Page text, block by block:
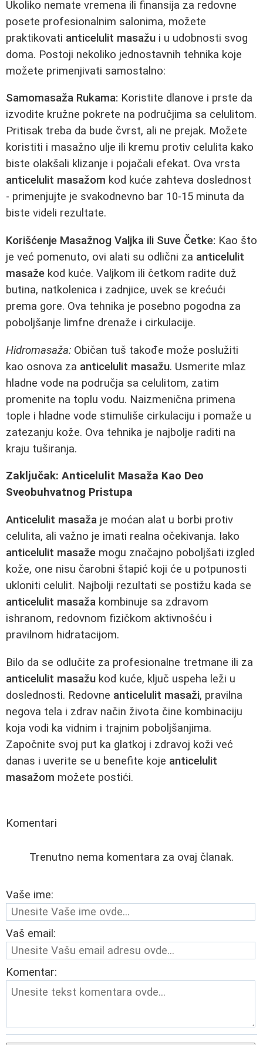
Ukoliko nemate vremena ili finansija za redovne
posete profesionalnim salonima, možete
praktikovati anticelulit masažu i u udobnosti svog
doma. Postoji nekoliko jednostavnih tehnika koje
možete primenjivati samostalno:
Samomasaža Rukama: Koristite dlanove i prste da
izvodite kružne pokrete na područjima sa celulitom.
Pritisak treba da bude čvrst, ali ne prejak. Možete
koristiti i masažno ulje ili kremu protiv celulita kako
biste olakšali klizanje i pojačali efekat. Ova vrsta
anticelulit masažom kod kuće zahteva doslednost
- primenjujte je svakodnevno bar 10-15 minuta da
biste videli rezultate.
Korišćenje Masažnog Valjka ili Suve Četke: Kao što
je već pomenuto, ovi alati su odlični za anticelulit
masaže kod kuće. Valjkom ili četkom radite duž
butina, natkolenica i zadnjice, uvek se krećući
prema gore. Ova tehnika je posebno pogodna za
poboljšanje limfne drenaže i cirkulacije.
Hidromasaža: Običan tuš takođe može poslužiti
kao osnova za anticelulit masažu. Usmerite mlaz
hladne vode na područja sa celulitom, zatim
promenite na toplu vodu. Naizmenična primena
tople i hladne vode stimuliše cirkulaciju i pomaže u
zatezanju kože. Ova tehnika je najbolje raditi na
kraju tuširanja.
Zaključak: Anticelulit Masaža Kao Deo
Sveobuhvatnog Pristupa
Anticelulit masaža je moćan alat u borbi protiv
celulita, ali važno je imati realna očekivanja. Iako
anticelulit masaže mogu značajno poboljšati izgled
kože, one nisu čarobni štapić koji će u potpunosti
ukloniti celulit. Najbolji rezultati se postižu kada se
anticelulit masaža kombinuje sa zdravom
ishranom, redovnom fizičkom aktivnošću i
pravilnom hidratacijom.
Bilo da se odlučite za profesionalne tretmane ili za
anticelulit masažu kod kuće, ključ uspeha leži u
doslednosti. Redovne anticelulit masaži, pravilna
negova tela i zdrav način života čine kombinaciju
koja vodi ka vidnim i trajnim poboljšanjima.
Započnite svoj put ka glatkoj i zdravoj koži već
danas i uverite se u benefite koje anticelulit
masažom možete postići.
Komentari
Trenutno nema komentara za ovaj članak.
Vaše ime:
Vaš email:
Komentar: